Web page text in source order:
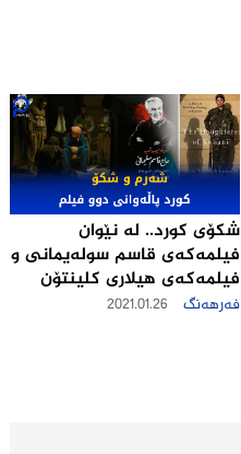
شکۆی کورد.. لە نێوان
فیلمەکەی قاسم سوله‌یمانی و
فیلمەکەی هیلاری کلینتۆن
فەرهەنگ 2021.01.26